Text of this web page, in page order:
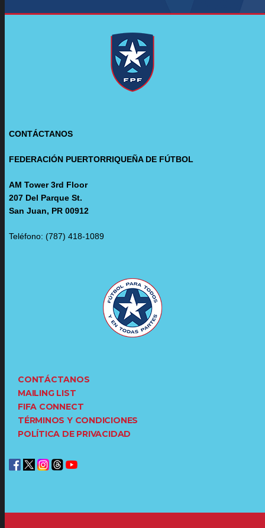
CONTÁCTANOS
FEDERACIÓN PUERTORRIQUEÑA DE FÚTBOL
AM Tower 3rd Floor
207 Del Parque St.
San Juan, PR 00912
Teléfono: (787) 418-1089
CONTÁCTANOS
MAILING LIST
FIFA CONNECT
TÉRMINOS Y CONDICIONES
POLÍTICA DE PRIVACIDAD